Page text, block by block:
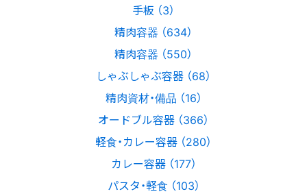
手板 （3）
精肉容器 （634）
精肉容器 （550）
しゃぶしゃぶ容器 （68）
精肉資材・備品 （16）
オードブル容器 （366）
軽食・カレー容器 （280）
カレー容器 （177）
パスタ・軽食 （103）